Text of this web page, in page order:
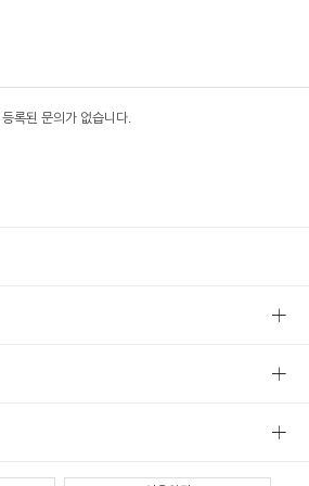
등록된 문의가 없습니다.